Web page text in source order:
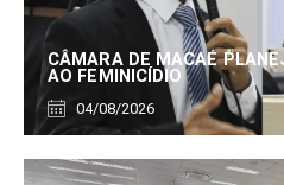
CÂMARA DE MACAÉ
AO FEMINICÍDIO
04/08/2026